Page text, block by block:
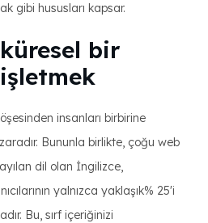
gibi hususları kapsar.
bir
insanları birbirine
Bununla birlikte, çoğu web
dil olan İngilizce,
yalnızca yaklaşık% 25'i
Bu, sırf içeriğinizi